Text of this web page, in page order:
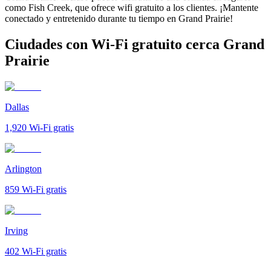
como Fish Creek, que ofrece wifi gratuito a los clientes. ¡Mantente
conectado y entretenido durante tu tiempo en Grand Prairie!
Ciudades con Wi-Fi gratuito cerca Grand
Prairie
Dallas
1,920 Wi-Fi gratis
Arlington
859 Wi-Fi gratis
Irving
402 Wi-Fi gratis